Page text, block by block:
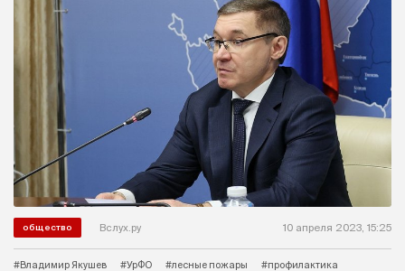
общество Вслух.ру 10 апреля 2023, 15:25
#Владимир Якушев #УрФО #лесные пожары #профилактика